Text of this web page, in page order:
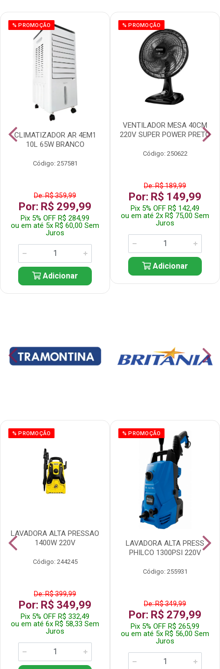
% PROMOÇÃO
CLIMATIZADOR AR 4EM1
10L 65W BRANCO
Código: 257581
De: R$ 359,99
Por: R$ 299,99
Pix 5% OFF R$ 284,99
ou em até 5x R$ 60,00 Sem
Juros
Adicionar
% PROMOÇÃO
VENTILADOR MESA 40CM
220V SUPER POWER PRETO
Código: 250622
De: R$ 189,99
Por: R$ 149,99
Pix 5% OFF R$ 142,49
ou em até 2x R$ 75,00 Sem
Juros
Adicionar
% PROMOÇÃO
LAVADORA ALTA PRESSAO
1400W 220V
Código: 244245
De: R$ 399,99
Por: R$ 349,99
Pix 5% OFF R$ 332,49
ou em até 6x R$ 58,33 Sem
Juros
% PROMOÇÃO
LAVADORA ALTA PRESS
PHILCO 1300PSI 220V
Código: 255931
De: R$ 349,99
Por: R$ 279,99
Pix 5% OFF R$ 265,99
ou em até 5x R$ 56,00 Sem
Juros